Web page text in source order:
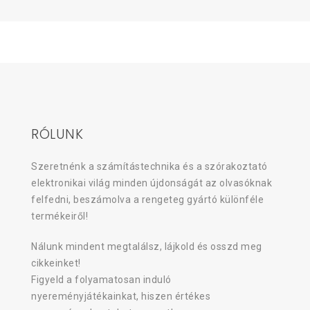
RÓLUNK
Szeretnénk a számítástechnika és a szórakoztató
elektronikai világ minden újdonságát az olvasóknak
felfedni, beszámolva a rengeteg gyártó különféle
termékeiről!
Nálunk mindent megtalálsz, lájkold és osszd meg
cikkeinket!
Figyeld a folyamatosan induló
nyereményjátékainkat, hiszen értékes